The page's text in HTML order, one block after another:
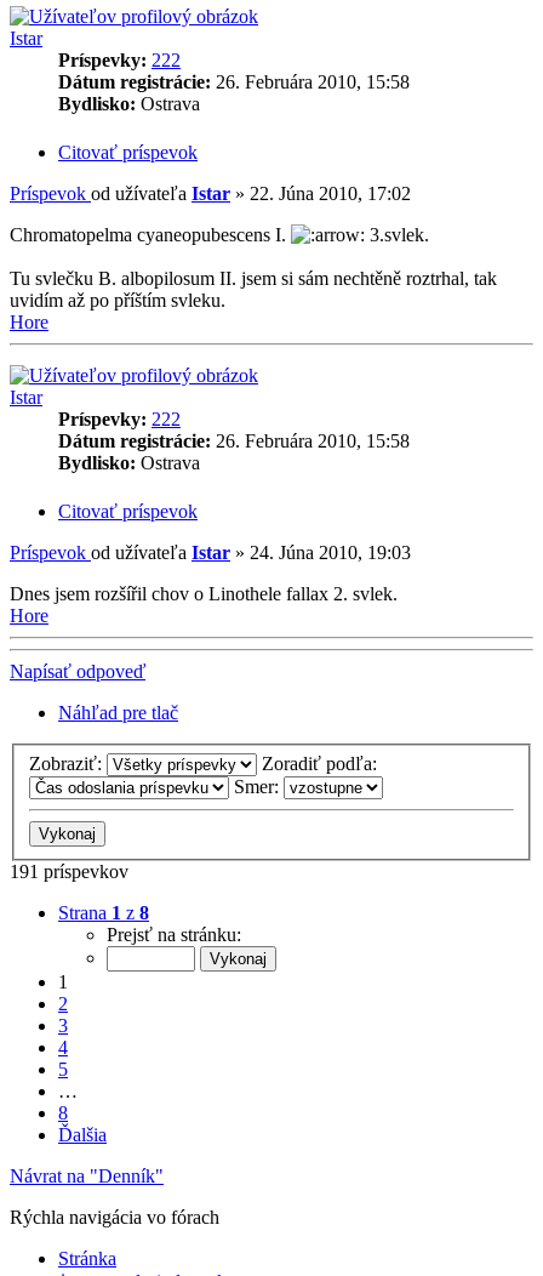
Istar
Príspevky: 222
Dátum registrácie: 26. Februára 2010, 15:58
Bydlisko: Ostrava
Citovať príspevok
Príspevok od užívateľa Istar » 22. Júna 2010, 17:02
Chromatopelma cyaneopubescens I.
3.svlek.
Tu svlečku B. albopilosum II. jsem si sám nechtěně roztrhal, tak
uvidím až po příštím svleku.
Hore
Istar
Príspevky: 222
Dátum registrácie: 26. Februára 2010, 15:58
Bydlisko: Ostrava
Citovať príspevok
Príspevok od užívateľa Istar » 24. Júna 2010, 19:03
Dnes jsem rozšířil chov o Linothele fallax 2. svlek.
Hore
Napísať odpoveď
Náhľad pre tlač
Zobraziť:
Zoradiť podľa:
Smer:
191 príspevkov
Strana 1 z 8
Prejsť na stránku:
1
2
3
4
5
…
8
Ďalšia
Návrat na "Denník"
Rýchla navigácia vo fórach
Stránka